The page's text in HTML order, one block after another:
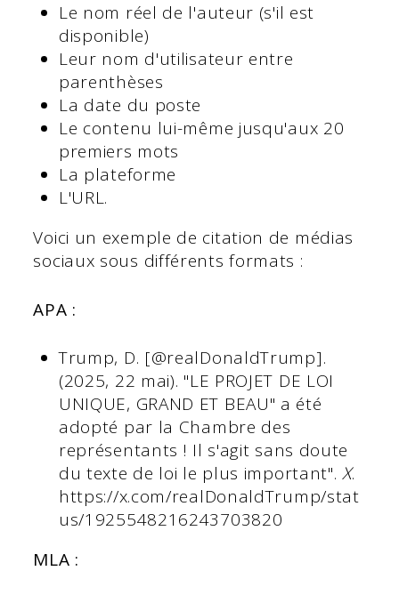
Le nom réel de l'auteur (s'il est
disponible)
Leur nom d'utilisateur entre
parenthèses
La date du poste
Le contenu lui-même jusqu'aux 20
premiers mots
La plateforme
L'URL.
Voici un exemple de citation de médias
sociaux sous différents formats :
APA :
Trump, D. [@realDonaldTrump].
(2025, 22 mai). "LE PROJET DE LOI
UNIQUE, GRAND ET BEAU" a été
adopté par la Chambre des
représentants ! Il s'agit sans doute
du texte de loi le plus important".X.
https://x.com/realDonaldTrump/stat
us/1925548216243703820
MLA :